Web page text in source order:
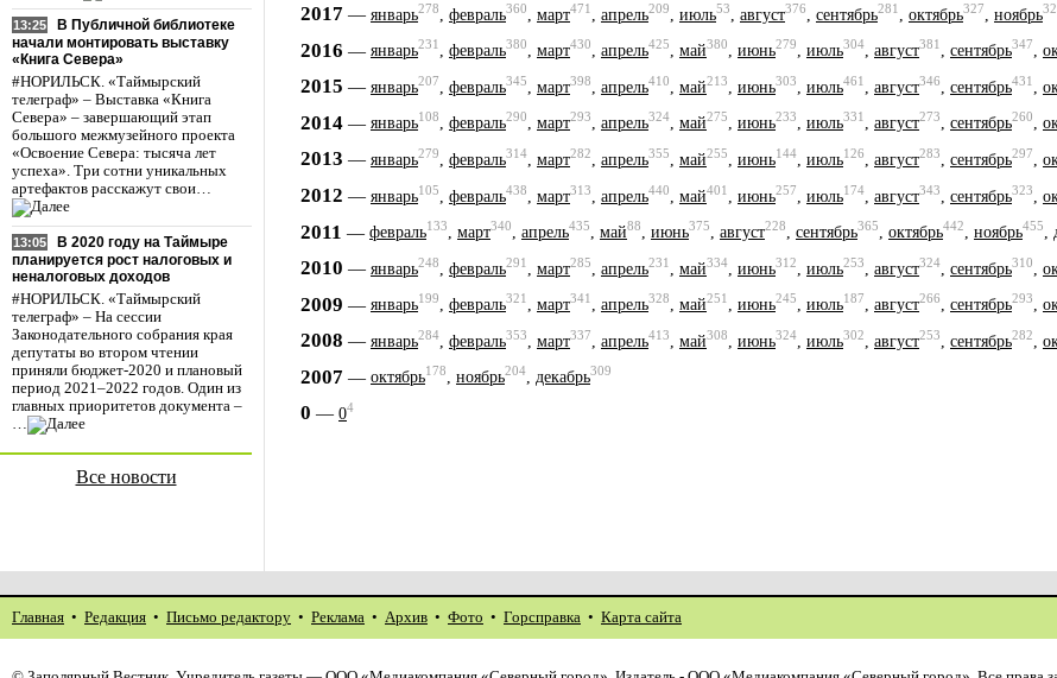
13:25
В Публичной библиотеке
начали монтировать выставку
«Книга Севера»
#НОРИЛЬСК. «Таймырский
телеграф» – Выставка «Книга
Севера» – завершающий этап
большого межмузейного проекта
«Освоение Севера: тысяча лет
успеха». Три сотни уникальных
артефактов расскажут свои…
13:05
В 2020 году на Таймыре
планируется рост налоговых и
неналоговых доходов
#НОРИЛЬСК. «Таймырский
телеграф» – На сессии
Законодательного собрания края
депутаты во втором чтении
приняли бюджет-2020 и плановый
период 2021–2022 годов. Один из
главных приоритетов документа –
…
Все новости
2017 — январь278 февраль360 март471 апрель209 июль53 август376 сентябрь281 октябрь327 ноябрь
2016 — январь231, февраль380, март430, апрель425, май380, июнь279, июль304, август381, сентябрь347,
2015 — январь207 февраль345 март398 апрель410 май213 июнь303 июль461 август346 сентябрь431
2014 — январь108, февраль290, март293, апрель324, май275, июнь233, июль331, август273, сентябрь260,
2013 — январь279 февраль314 март282 апрель355 май255 июнь144 июль126 август283 сентябрь297
2012 — январь105 февраль438 март313 апрель440 май401 июнь257 июль174 август343 сентябрь323
2011 — февраль133, март340, апрель435, май88, июнь375, август228, сентябрь365, октябрь442, ноябрь455,
2010 — январь248 февраль291 март285 апрель231 май334 июнь312 июль253 август324 сентябрь310
2009 — январь199, февраль321, март341, апрель328, май251, июнь245, июль187, август266, сентябрь293,
2008 — январь284 февраль353 март337 апрель413 май308 июнь324 июль302 август253 сентябрь282
2007 — октябрь178, ноябрь204, декабрь309
0 — 04
Главная • Редакция • Письмо редактору • Реклама • Архив • Фото • Горсправка • Карта сайта